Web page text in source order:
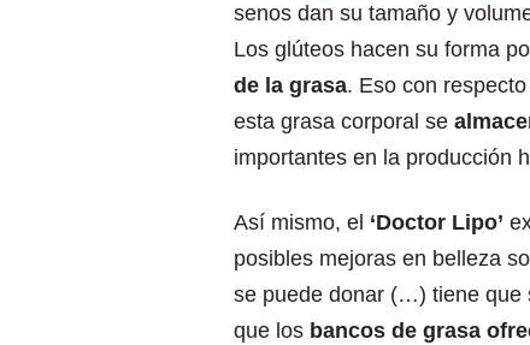
senos dan su tamaño y
Los glúteos hacen su forma
de la grasa. Eso con
esta grasa corporal se
importantes en la producción
Así mismo, el ‘Doctor Lipo’
posibles mejoras en belleza
se puede donar (…) tiene que
que los bancos de grasa